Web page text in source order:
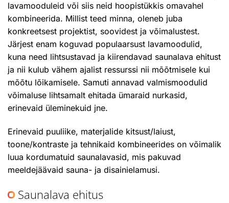
lavamooduleid või siis neid hoopistükkis omavahel
kombineerida. Millist teed minna, oleneb juba
konkreetsest projektist, soovidest ja võimalustest.
Järjest enam koguvad populaarsust lavamoodulid,
kuna need lihtsustavad ja kiirendavad saunalava ehitust
ja nii kulub vähem ajalist ressurssi nii mõõtmisele kui
mõõtu lõikamisele. Samuti annavad valmismoodulid
võimaluse lihtsamalt ehitada ümaraid nurkasid,
erinevaid üleminekuid jne.
Erinevaid puuliike, materjalide kitsust/laiust,
toone/kontraste ja tehnikaid kombineerides on võimalik
luua kordumatuid saunalavasid, mis pakuvad
meeldejäävaid sauna- ja disainielamusi.
Saunalava ehitus